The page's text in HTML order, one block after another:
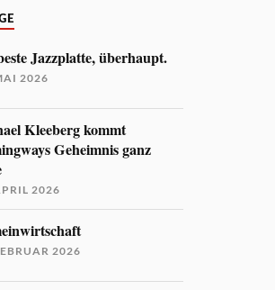
Jazzplatte, überhaupt.
2026
Kleeberg kommt
Geheimnis ganz
2026
2026